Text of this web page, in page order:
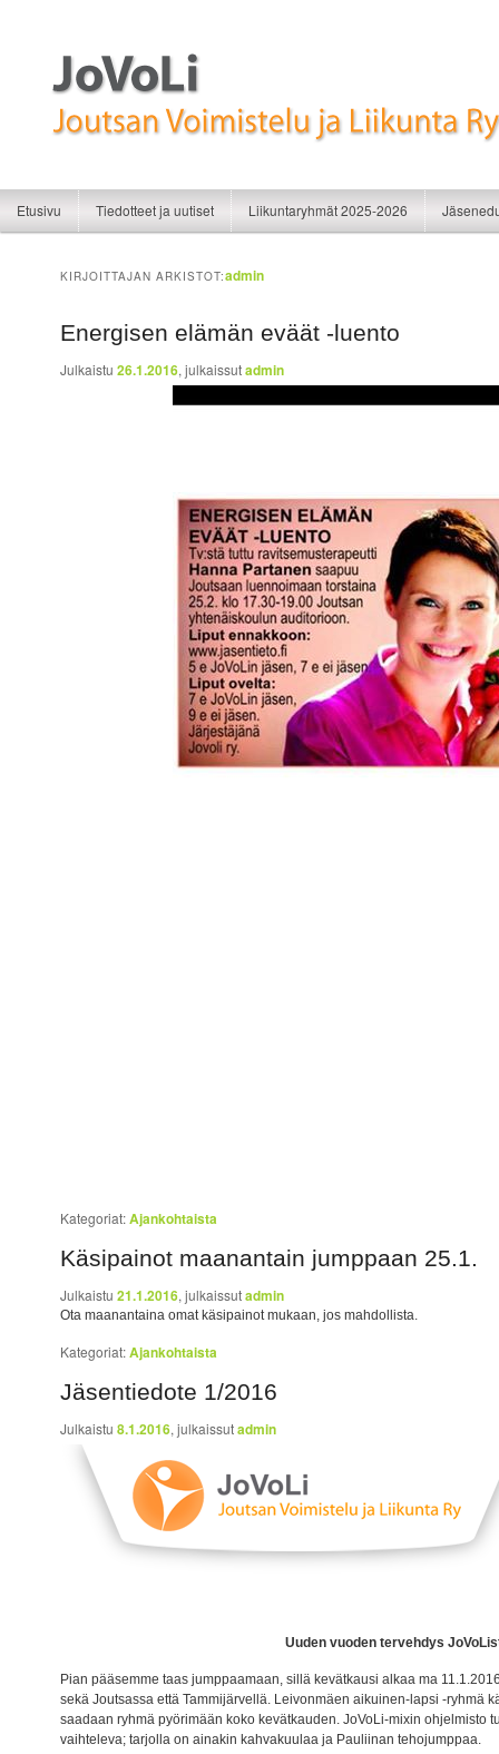
JoVoLi | Joutsan Voimistelu ja
Siirry sisältöön
Siirry toissijaiseen sisältöön
Etusivu Tiedotteet ja uutiset Liikuntaryhmät 2025-2026
KIRJOITTAJAN ARKISTOT:admin
Energisen elämän eväät -luento
Julkaistu26.1.2016, julkaissutadmin
Kategoriat:Ajankohtaista
Käsipainot maanantain jumppaan 25.1.
Julkaistu21.1.2016, julkaissutadmin
Ota maanantaina omat käsipainot mukaan, jos mahdollista.
Kategoriat:Ajankohtaista
Jäsentiedote 1/2016
Julkaistu8.1.2016, julkaissutadmin
Uuden vuoden tervehdys
Pian pääsemme taas jumppaamaan, sillä kevätkausi alkaa ma
sekä Joutsassa että Tammijärvellä. Leivonmäen aikuinen-lapsi -ryhmä
saadaan ryhmä pyörimään koko kevätkauden. JoVoLi-mixin ohjelmisto
vaihteleva; tarjolla on ainakin kahvakuulaa ja Pauliinan tehojumppaa.